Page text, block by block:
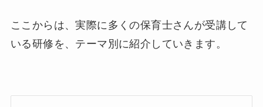
ここからは、実際に多くの保育士さんが受講して
いる研修を、テーマ別に紹介していきます。